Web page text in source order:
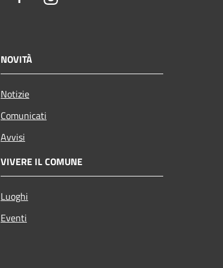
NOVITÀ
Notizie
Comunicati
Avvisi
VIVERE IL COMUNE
Luoghi
Eventi